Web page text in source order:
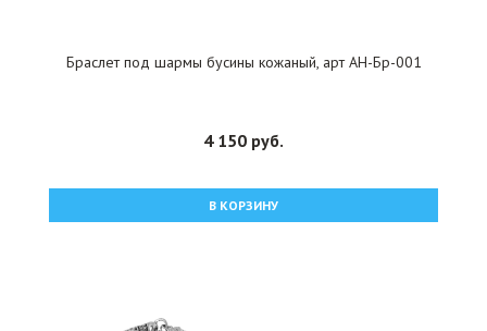
Браслет под шармы бусины кожаный, арт АН-Бр-001
4 150 руб.
В КОРЗИНУ